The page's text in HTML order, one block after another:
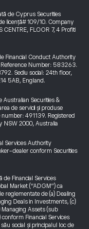
de Cyprus Securities
licență# 109/10. Company
CENTRE, FLOOR 7, 4 Profiti
Financial Conduct Authority
Reference Number: 583263.
Sediu social: 24th floor,
5AB, England.
Australian Securities &
de servicii și produse
number: 491139. Registered
NSW 2000, Australia
Services Authority
dealer conform Securities
de Financial Services
Market (“ADGM”) ca
reglementate de (a) Dealing
Deals in Investments, (c)
Assets (sub
Financial Services
social și principalul loc de